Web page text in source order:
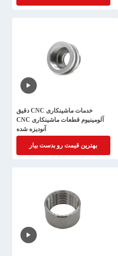
خدمات ماشینکاری CNC دقیق
آلومینیوم قطعات ماشینکاری CNC
آنودیزه شده
بهترین قیمت رو بدست بیار